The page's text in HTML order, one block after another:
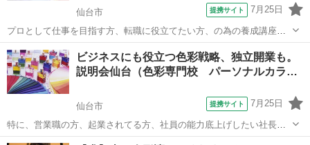
仙台市 提携サイト 7月25日
プロとして仕事を目指す方、転職に役立てたい方、の為の養成講座で
す。 「文科省色彩検定３級＋２級対策」 「パーソナルカラー」 「骨
格診断、スタイル分析」 「色彩心理」 「アートセラピー」他など、
カラー全般が含まれています...
宮城 仙台市 その他
ビジネスにも役立つ色彩戦略、独立開業も。
説明会仙台（色彩専門校 パーソナルカラ…
仙台市 提携サイト 7月25日
特に、営業職の方、起業されてる方、社員の能力底上げしたい社長さ
ん、ブランディングにも 必須です。 色彩が人に与える影響力、又、